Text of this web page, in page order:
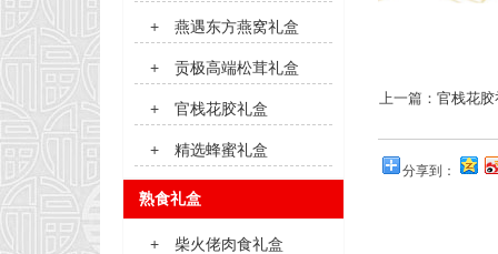
上一篇： 官栈花胶
分享到：
+ 燕遇东方燕窝礼盒
+ 贡极高端松茸礼盒
+ 官栈花胶礼盒
+ 精选蜂蜜礼盒
熟食礼盒
+ 柴火佬肉食礼盒